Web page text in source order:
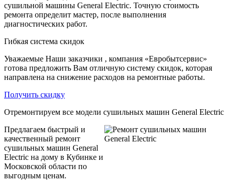
сушильной машины General Electric. Точную стоимость
ремонта определит мастер, после выполнения
диагностических работ.
Гибкая система скидок
Уважаемые Наши заказчики , компания «Евробытсервис»
готова предложить Вам отличную систему скидок, которая
направлена на снижение расходов на ремонтные работы.
Получить скидку
Отремонтируем все модели сушильных машин General Electric
Предлагаем быстрый и
качественный ремонт
сушильных машин General
Electric на дому в Кубинке и
Московской области по
выгодным ценам.